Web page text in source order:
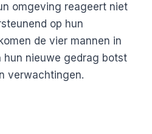
omgeving reageert niet
op hun
de vier mannen in
nieuwe gedrag botst
verwachtingen.